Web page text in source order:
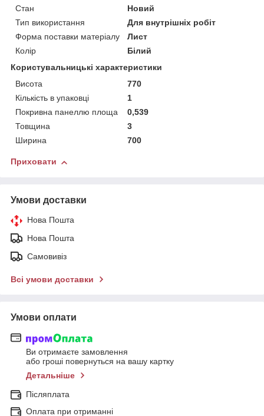
Стан
Новий
Тип використання
Для внутрішніх робіт
Форма поставки матеріалу
Лист
Колір
Білий
Користувальницькі характеристики
Висота
770
Кількість в упаковці
1
Покривна панеллю площа
0,539
Товщина
3
Ширина
700
Приховати
Умови доставки
Нова Пошта
Нова Пошта
Самовивіз
Всі умови доставки
Умови оплати
Ви отримаєте замовлення
або гроші повернуться на вашу картку
Детальніше
Післяплата
Оплата при отриманні